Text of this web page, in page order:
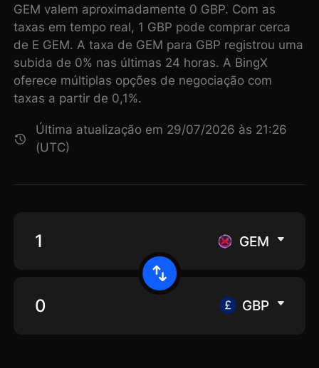
GEM valem aproximadamente 0 GBP. Com as
taxas em tempo real, 1 GBP pode comprar cerca
de E GEM. A taxa de GEM para GBP registrou uma
subida de 0% nas últimas 24 horas. A BingX
oferece múltiplas opções de negociação com
taxas a partir de 0,1%.
Última atualização em 29/07/2026 às 21:26
(UTC)
GEM
GBP